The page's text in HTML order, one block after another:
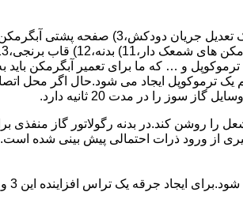
ترموکوپل ایجاد می شود.حال اگر محل
کند.در بدنه رگولاتور گاز منفذی
ورود ذرات احتمالی پیش بینی شده است.و